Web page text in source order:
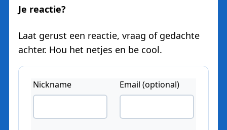
Je reactie?
Laat gerust een reactie, vraag of gedachte
achter. Hou het netjes en be cool.